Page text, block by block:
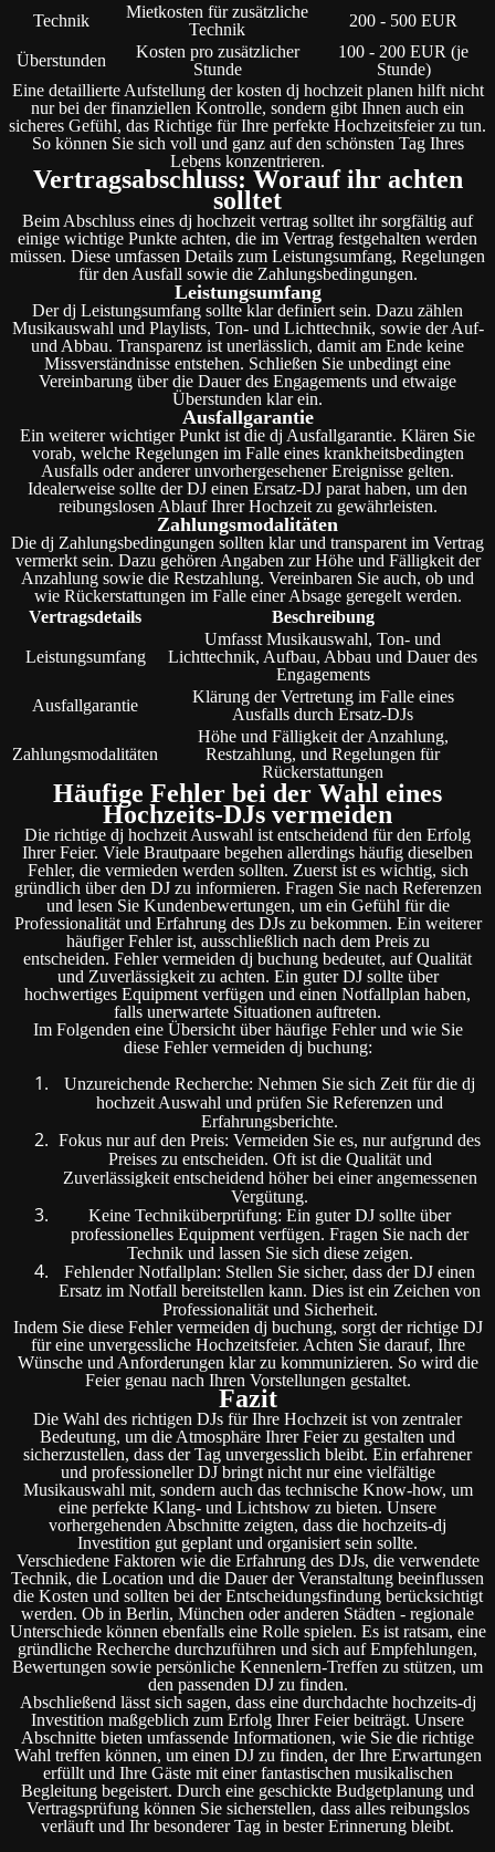
Technik
Mietkosten für zusätzliche
Technik
200 - 500 EUR
Überstunden
Kosten pro zusätzlicher
Stunde
100 - 200 EUR (je
Stunde)
Eine detaillierte Aufstellung der kosten dj hochzeit planen hilft nicht
nur bei der finanziellen Kontrolle, sondern gibt Ihnen auch ein
sicheres Gefühl, das Richtige für Ihre perfekte Hochzeitsfeier zu tun.
So können Sie sich voll und ganz auf den schönsten Tag Ihres
Lebens konzentrieren.
Vertragsabschluss: Worauf ihr achten
solltet
Beim Abschluss eines dj hochzeit vertrag solltet ihr sorgfältig auf
einige wichtige Punkte achten, die im Vertrag festgehalten werden
müssen. Diese umfassen Details zum Leistungsumfang, Regelungen
für den Ausfall sowie die Zahlungsbedingungen.
Leistungsumfang
Der dj Leistungsumfang sollte klar definiert sein. Dazu zählen
Musikauswahl und Playlists, Ton- und Lichttechnik, sowie der Auf-
und Abbau. Transparenz ist unerlässlich, damit am Ende keine
Missverständnisse entstehen. Schließen Sie unbedingt eine
Vereinbarung über die Dauer des Engagements und etwaige
Überstunden klar ein.
Ausfallgarantie
Ein weiterer wichtiger Punkt ist die dj Ausfallgarantie. Klären Sie
vorab, welche Regelungen im Falle eines krankheitsbedingten
Ausfalls oder anderer unvorhergesehener Ereignisse gelten.
Idealerweise sollte der DJ einen Ersatz-DJ parat haben, um den
reibungslosen Ablauf Ihrer Hochzeit zu gewährleisten.
Zahlungsmodalitäten
Die dj Zahlungsbedingungen sollten klar und transparent im Vertrag
vermerkt sein. Dazu gehören Angaben zur Höhe und Fälligkeit der
Anzahlung sowie die Restzahlung. Vereinbaren Sie auch, ob und
wie Rückerstattungen im Falle einer Absage geregelt werden.
Vertragsdetails
Beschreibung
Leistungsumfang
Umfasst Musikauswahl, Ton- und
Lichttechnik, Aufbau, Abbau und Dauer des
Engagements
Ausfallgarantie
Klärung der Vertretung im Falle eines
Ausfalls durch Ersatz-DJs
Zahlungsmodalitäten
Höhe und Fälligkeit der Anzahlung,
Restzahlung, und Regelungen für
Rückerstattungen
Häufige Fehler bei der Wahl eines
Hochzeits-DJs vermeiden
Die richtige dj hochzeit Auswahl ist entscheidend für den Erfolg
Ihrer Feier. Viele Brautpaare begehen allerdings häufig dieselben
Fehler, die vermieden werden sollten. Zuerst ist es wichtig, sich
gründlich über den DJ zu informieren. Fragen Sie nach Referenzen
und lesen Sie Kundenbewertungen, um ein Gefühl für die
Professionalität und Erfahrung des DJs zu bekommen. Ein weiterer
häufiger Fehler ist, ausschließlich nach dem Preis zu
entscheiden. Fehler vermeiden dj buchung bedeutet, auf Qualität
und Zuverlässigkeit zu achten. Ein guter DJ sollte über
hochwertiges Equipment verfügen und einen Notfallplan haben,
falls unerwartete Situationen auftreten.
Im Folgenden eine Übersicht über häufige Fehler und wie Sie
diese Fehler vermeiden dj buchung:
Unzureichende Recherche: Nehmen Sie sich Zeit für die dj
hochzeit Auswahl und prüfen Sie Referenzen und
Erfahrungsberichte.
Fokus nur auf den Preis: Vermeiden Sie es, nur aufgrund des
Preises zu entscheiden. Oft ist die Qualität und
Zuverlässigkeit entscheidend höher bei einer angemessenen
Vergütung.
Keine Techniküberprüfung: Ein guter DJ sollte über
professionelles Equipment verfügen. Fragen Sie nach der
Technik und lassen Sie sich diese zeigen.
Fehlender Notfallplan: Stellen Sie sicher, dass der DJ einen
Ersatz im Notfall bereitstellen kann. Dies ist ein Zeichen von
Professionalität und Sicherheit.
Indem Sie diese Fehler vermeiden dj buchung, sorgt der richtige DJ
für eine unvergessliche Hochzeitsfeier. Achten Sie darauf, Ihre
Wünsche und Anforderungen klar zu kommunizieren. So wird die
Feier genau nach Ihren Vorstellungen gestaltet.
Fazit
Die Wahl des richtigen DJs für Ihre Hochzeit ist von zentraler
Bedeutung, um die Atmosphäre Ihrer Feier zu gestalten und
sicherzustellen, dass der Tag unvergesslich bleibt. Ein erfahrener
und professioneller DJ bringt nicht nur eine vielfältige
Musikauswahl mit, sondern auch das technische Know-how, um
eine perfekte Klang- und Lichtshow zu bieten. Unsere
vorhergehenden Abschnitte zeigten, dass die hochzeits-dj
Investition gut geplant und organisiert sein sollte.
Verschiedene Faktoren wie die Erfahrung des DJs, die verwendete
Technik, die Location und die Dauer der Veranstaltung beeinflussen
die Kosten und sollten bei der Entscheidungsfindung berücksichtigt
werden. Ob in Berlin, München oder anderen Städten - regionale
Unterschiede können ebenfalls eine Rolle spielen. Es ist ratsam, eine
gründliche Recherche durchzuführen und sich auf Empfehlungen,
Bewertungen sowie persönliche Kennenlern-Treffen zu stützen, um
den passenden DJ zu finden.
Abschließend lässt sich sagen, dass eine durchdachte hochzeits-dj
Investition maßgeblich zum Erfolg Ihrer Feier beiträgt. Unsere
Abschnitte bieten umfassende Informationen, wie Sie die richtige
Wahl treffen können, um einen DJ zu finden, der Ihre Erwartungen
erfüllt und Ihre Gäste mit einer fantastischen musikalischen
Begleitung begeistert. Durch eine geschickte Budgetplanung und
Vertragsprüfung können Sie sicherstellen, dass alles reibungslos
verläuft und Ihr besonderer Tag in bester Erinnerung bleibt.